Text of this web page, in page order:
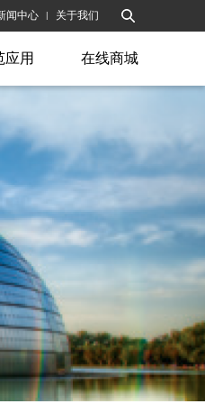
闻中心 | 关于我们
应用 在线商城